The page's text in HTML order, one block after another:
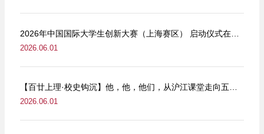
2026.06.01
2026.06.01